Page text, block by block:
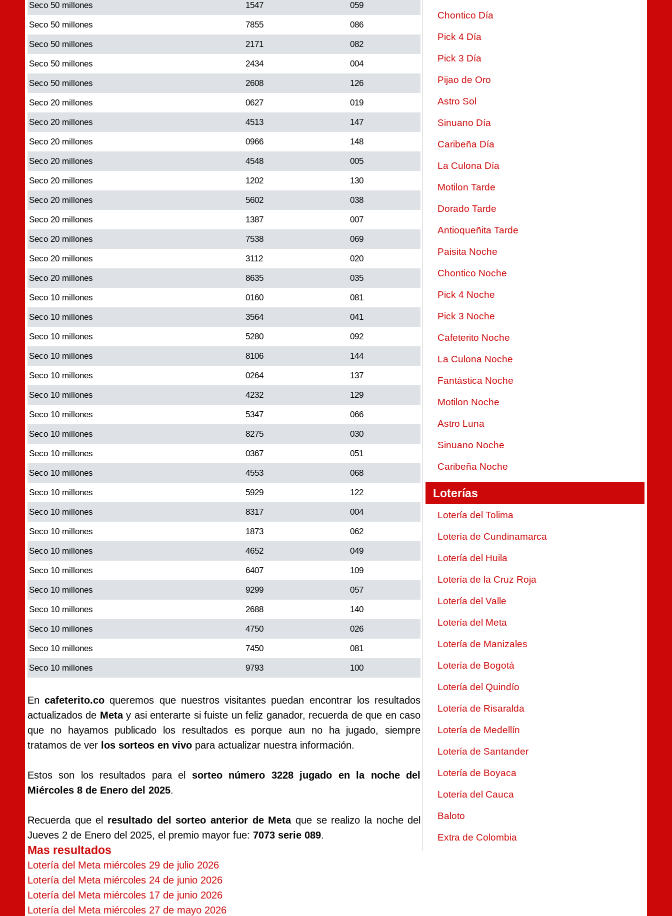
Seco 50 millones 1547 059
Seco 50 millones 7855 086
Seco 50 millones 2171 082
Seco 50 millones 2434 004
Seco 50 millones 2608 126
Seco 20 millones 0627 019
Seco 20 millones 4513 147
Seco 20 millones 0966 148
Seco 20 millones 4548 005
Seco 20 millones 1202 130
Seco 20 millones 5602 038
Seco 20 millones 1387 007
Seco 20 millones 7538 069
Seco 20 millones 3112 020
Seco 20 millones 8635 035
Seco 10 millones 0160 081
Seco 10 millones 3564 041
Seco 10 millones 5280 092
Seco 10 millones 8106 144
Seco 10 millones 0264 137
Seco 10 millones 4232 129
Seco 10 millones 5347 066
Seco 10 millones 8275 030
Seco 10 millones 0367 051
Seco 10 millones 4553 068
Seco 10 millones 5929 122
Seco 10 millones 8317 004
Seco 10 millones 1873 062
Seco 10 millones 4652 049
Seco 10 millones 6407 109
Seco 10 millones 9299 057
Seco 10 millones 2688 140
Seco 10 millones 4750 026
Seco 10 millones 7450 081
Seco 10 millones 9793 100
Encafeterito.co queremos que nuestros visitantes puedan encontrar los resultados
actualizados de Metay asi enterarte si fuiste un feliz ganador, recuerda de que en caso
que no hayamos publicado los resultados es porque aun no ha jugado, siempre
tratamos de ver los sorteos en vivo para actualizar nuestra información.
Estos son los resultados para el sorteo número 3228 jugado en la noche del
Miércoles 8 de Enero del 2025.
Recuerda que el resultado del sorteo anterior de Metaque se realizo la noche del
Jueves 2 de Enero del 2025, el premio mayor fue: 7073 serie 089.
Mas resultados
Lotería del Meta miércoles 29 de julio 2026
Lotería del Meta miércoles 24 de junio 2026
Lotería del Meta miércoles 17 de junio 2026
Lotería del Meta miércoles 27 de mayo 2026
Chontico Día
Pick 4 Día
Pick 3 Día
Pijao de Oro
Astro Sol
Sinuano Día
Caribeña Día
La Culona Día
Motilon Tarde
Dorado Tarde
Antioqueñita Tarde
Paisita Noche
Chontico Noche
Pick 4 Noche
Pick 3 Noche
Cafeterito Noche
La Culona Noche
Fantástica Noche
Motilon Noche
Astro Luna
Sinuano Noche
Caribeña Noche
Loterías
Lotería del Tolima
Lotería de Cundinamarca
Lotería del Huila
Lotería de la Cruz Roja
Lotería del Valle
Lotería del Meta
Lotería de Manizales
Lotería de Bogotá
Lotería del Quindío
Lotería de Risaralda
Lotería de Medellín
Lotería de Santander
Lotería de Boyaca
Lotería del Cauca
Baloto
Extra de Colombia